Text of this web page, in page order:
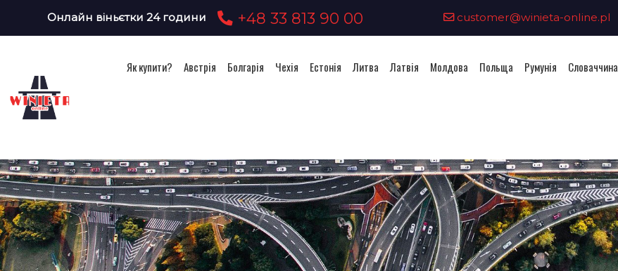
Онлайн віньєтки 24 години +48 33 813 90 00 customer@winieta-online.pl
Як купити? Австрія Болгарія Чехія Естонія Литва Латвія Молдова Польща Румунія Словаччина